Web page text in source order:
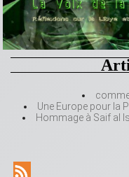
Une Europe pour la
Hommage à Saif al